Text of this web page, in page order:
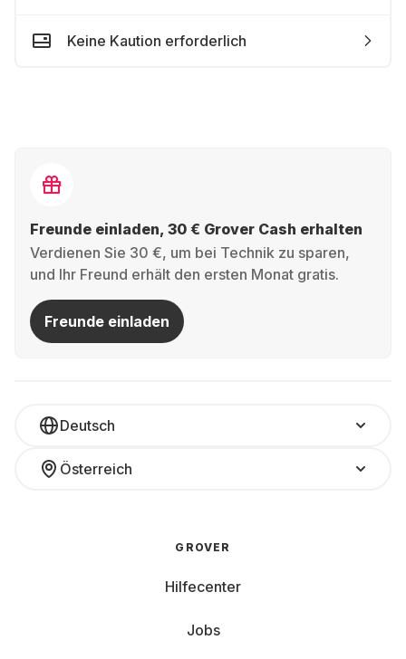
Keine Kaution erforderlich
Freunde einladen, 30 € Grover Cash erhalten
Verdienen Sie 30 €, um bei Technik zu sparen,
und Ihr Freund erhält den ersten Monat gratis.
Freunde einladen
Deutsch
Österreich
GROVER
Hilfecenter
Jobs